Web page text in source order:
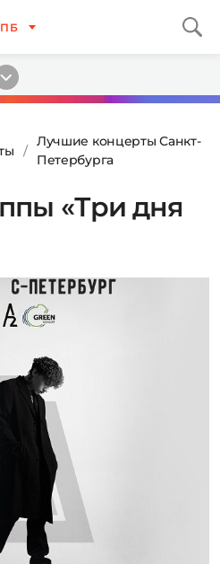
Лучшие концерты Санкт-
Петербурга
«Три дня